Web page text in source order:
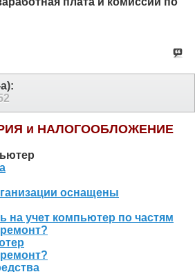
и НАЛОГООБЛОЖЕНИЕ
оснащены
на учет компьютер по частям